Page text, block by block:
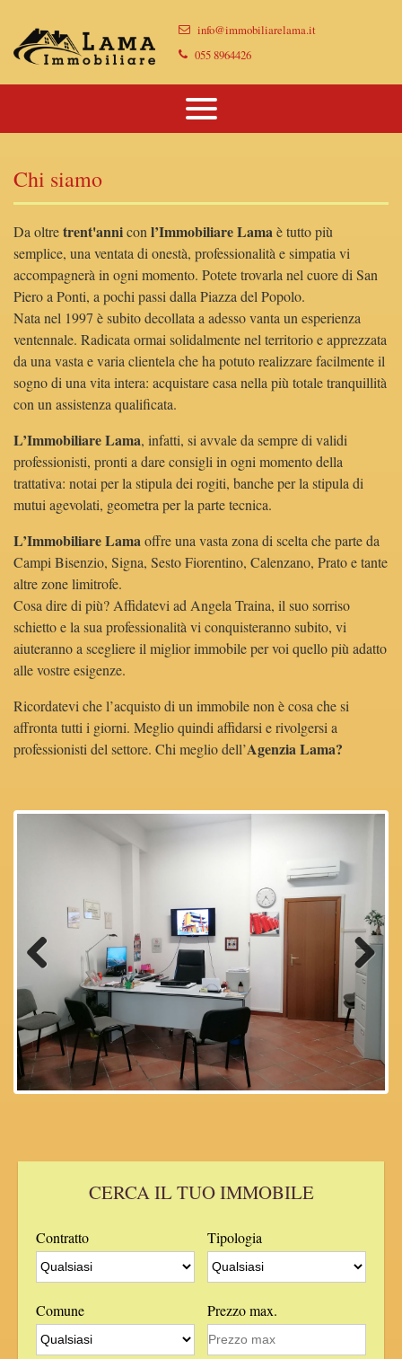
info@immobiliarelama.it
055 8964426
Immobili In Vendita
Immobili In Affitto
Chi Siamo
Dove Siamo
Vendi Casa Con Noi
Proponi Il Tuo Immobile
Contatti
Chi siamo
Da oltretrent'annicon l’Immobiliare Lamaè tutto più
semplice, una ventata di onestà, professionalità e simpatia vi
accompagnerà in ogni momento. Potete trovarla nel cuore di San
Piero a Ponti, a pochi passi dalla Piazza del Popolo.
Nata nel 1997 è subito decollata a adesso vanta un esperienza
ventennale. Radicata ormai solidalmente nel territorio e apprezzata
da una vasta e varia clientela che ha potuto realizzare facilmente il
sogno di una vita intera: acquistare casa nella più totale tranquillità
con un assistenza qualificata.
L’Immobiliare Lama, infatti, si avvale da sempre di validi
professionisti, pronti a dare consigli in ogni momento della
trattativa: notai per la stipula dei rogiti, banche per la stipula di
mutui agevolati, geometra per la parte tecnica.
L’Immobiliare Lamaoffre una vasta zona di scelta che parte da
Campi Bisenzio, Signa, Sesto Fiorentino, Calenzano, Prato e tante
altre zone limitrofe.
Cosa dire di più? Affidatevi ad Angela Traina, il suo sorriso
schietto e la sua professionalità vi conquisteranno subito, vi
aiuteranno a scegliere il miglior immobile per voi quello più adatto
alle vostre esigenze.
Ricordatevi che l’acquisto di un immobile non è cosa che si
affronta tutti i giorni. Meglio quindi affidarsi e rivolgersi a
professionisti del settore. Chi meglio dell’Agenzia Lama?
Previous Next
CERCA IL TUO IMMOBILE
Contratto Tipologia
Comune Prezzo max.